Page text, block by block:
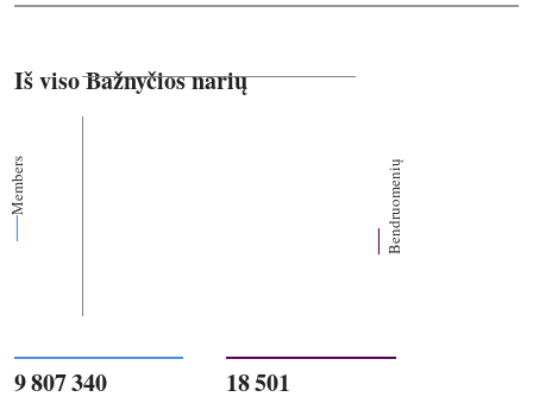
Iš viso Bažnyčios narių
Members Bendruomenių
9 807 340 18 501